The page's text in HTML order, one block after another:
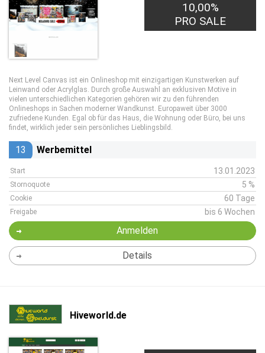
10,00%
PRO SALE
Next Level Canvas ist ein Onlineshop mit einzigartigen Kunstwerken auf
Leinwand oder Acrylglas. Durch große Auswahl an exklusiven Motive in
vielen unterschiedlichen Kategorien gehören wir zu den führenden
Onlineshops in Sachen moderner Wandkunst. Europaweit über 3000
zufriedene Kunden. Egal ob für das Haus, die Wohnung oder Büro, bei uns
findet, wirklich jeder sein persönliches Lieblingsbild.
13 Werbemittel
Start 13.01.2023
Stornoquote 5 %
Cookie 60 Tage
Freigabe bis 6 Wochen
Anmelden
Details
Hiveworld.de